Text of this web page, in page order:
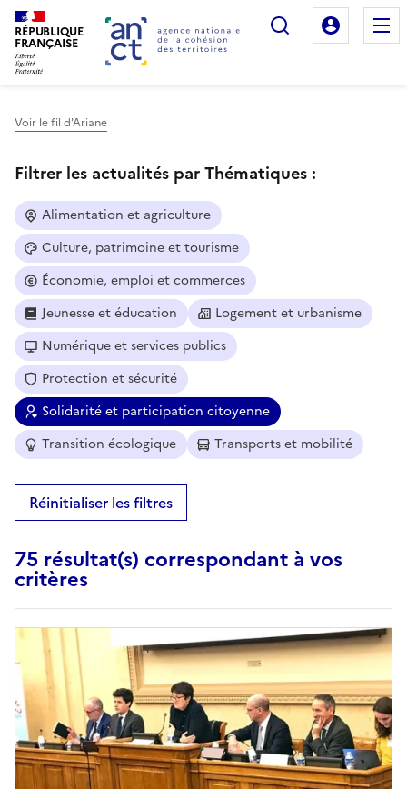
RÉPUBLIQUE
FRANÇAISE
Rechercher
Mon
Voir le fil d'Ariane
Filtrer les actualités par Thématiques :
Alimentation et agriculture
Culture, patrimoine et tourisme
Économie, emploi et commerces
Jeunesse et éducation
Logement et urbanisme
Numérique et services publics
Protection et sécurité
Solidarité et participation citoyenne
Transition écologique
Transports et mobilité
Réinitialiser les filtres
75 résultat(s) correspondant à vos
critères
Haut de page